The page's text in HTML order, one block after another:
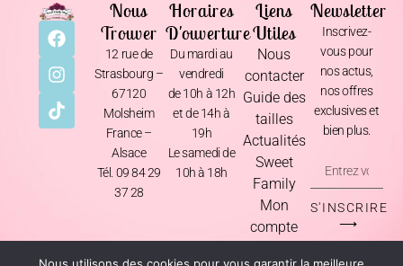
Nous
Trouver
12 rue de
Strasbourg –
67120
Molsheim
France –
Alsace
Tél. 09 84 29
37 28
Horaires
D'ouverture
Du mardi au
vendredi
de 10h à 12h
et de 14h à
19h
Le samedi de
10h à 18h
Liens
Utiles
Nous
contacter
Guide des
tailles
Actualités
Sweet
Family
Mon
compte
Newsletter
Inscrivez-
vous pour
nos actus,
nos offres
exclusives et
bien plus.
S'INSCRIRE
⟶